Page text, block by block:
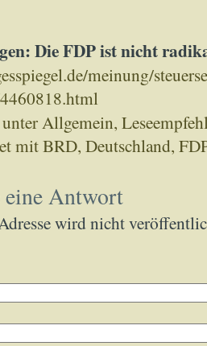
Die FDP ist nicht
meinung/
Allgemein,
mitBRD, Deutschland,
eine Antwort
wird nicht